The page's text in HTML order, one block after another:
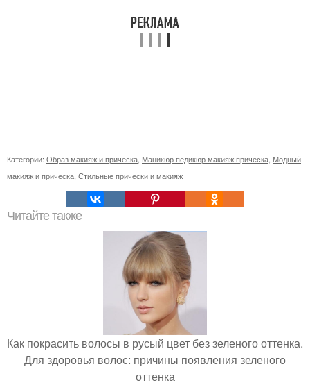
Категории: Образ макияж и прическа Маникюр педикюр макияж прическа Модный
макияж и прическа Стильные прически и макияж
Читайте также
Как покрасить волосы в русый цвет без зеленого оттенка.
Для здоровья волос: причины появления зеленого
оттенка